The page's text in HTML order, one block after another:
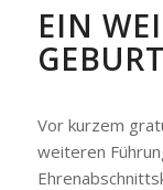
EIN
Vor kurzem
weiteren